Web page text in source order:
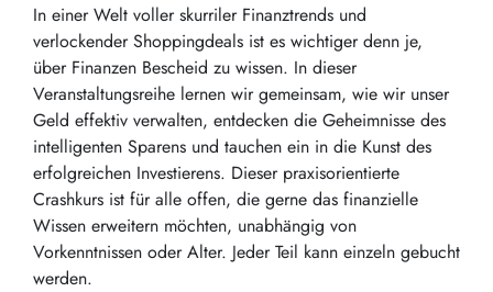
In einer Welt voller skurriler Finanztrends und
verlockender Shoppingdeals ist es wichtiger denn je,
über Finanzen Bescheid zu wissen. In dieser
Veranstaltungsreihe lernen wir gemeinsam, wie wir unser
Geld effektiv verwalten, entdecken die Geheimnisse des
intelligenten Sparens und tauchen ein in die Kunst des
erfolgreichen Investierens. Dieser praxisorientierte
Crashkurs ist für alle offen, die gerne das finanzielle
Wissen erweitern möchten, unabhängig von
Vorkenntnissen oder Alter. Jeder Teil kann einzeln gebucht
werden.